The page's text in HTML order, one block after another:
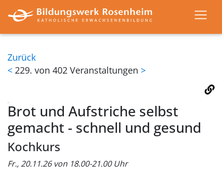
Zurück
< 229. von 402 Veranstaltungen >
Brot und Aufstriche selbst
gemacht - schnell und gesund
Kochkurs
Fr., 20.11.26 von 18.00-21.00 Uhr